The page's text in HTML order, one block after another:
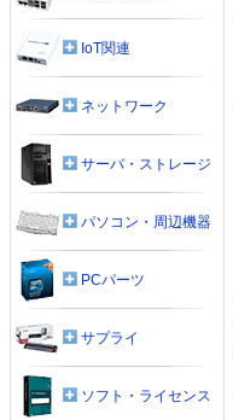
IoT関連
ネットワーク
サーバ・ストレージ
パソコン・周辺機器
PCパーツ
サプライ
ソフト・ライセンス